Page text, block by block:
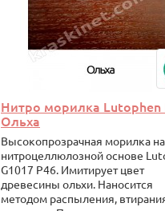
Нитро морилка Lutophen
Ольха
Высокопрозрачная морилка на
нитроцеллюлозной основе
G1017 P46. Имитирует цвет
древесины ольхи. Наносится
методом распыления,